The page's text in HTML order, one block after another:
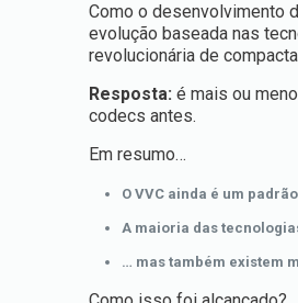
Como o desenvolvimento
evolução baseada nas
revolucionária de
Resposta: é mais ou
codecs antes.
Em resumo…
O VVC ainda é um
A maioria das
… mas também existem